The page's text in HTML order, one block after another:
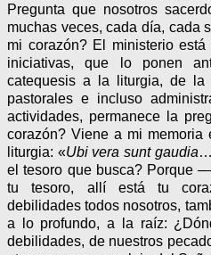
Pregunta que nosotros
muchas veces, cada día, cada
mi corazón? El ministerio
iniciativas, que lo ponen
catequesis a la liturgia, de la
pastorales e incluso
actividades, permanece la
corazón? Viene a mi
liturgia: «Ubi vera sunt gaudia
el tesoro que busca? Porque
tu tesoro, allí está tu
debilidades todos nosotros,
a lo profundo, a la raíz:
debilidades, de nuestros